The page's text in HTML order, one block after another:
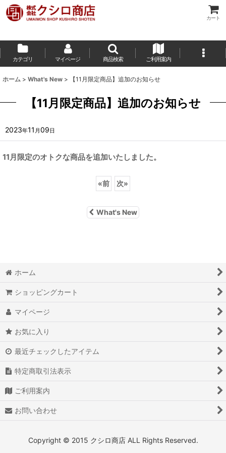
カート
カテゴリ マイページ 商品検索 ご利用案内
ホーム > What's New > 【11月限定商品】追加のお知らせ
【11月限定商品】追加のお知らせ
2023年11 月09日
11月限定のオトクな商品を追加いたしました。
«前 次»
What's New
ホーム
ショッピングカート
マイページ
お気に入り
最近チェックしたアイテム
特定商取引法表示
ご利用案内
お問い合わせ
Copyright © 2015 クシロ商店 ALL Rights Reserved.